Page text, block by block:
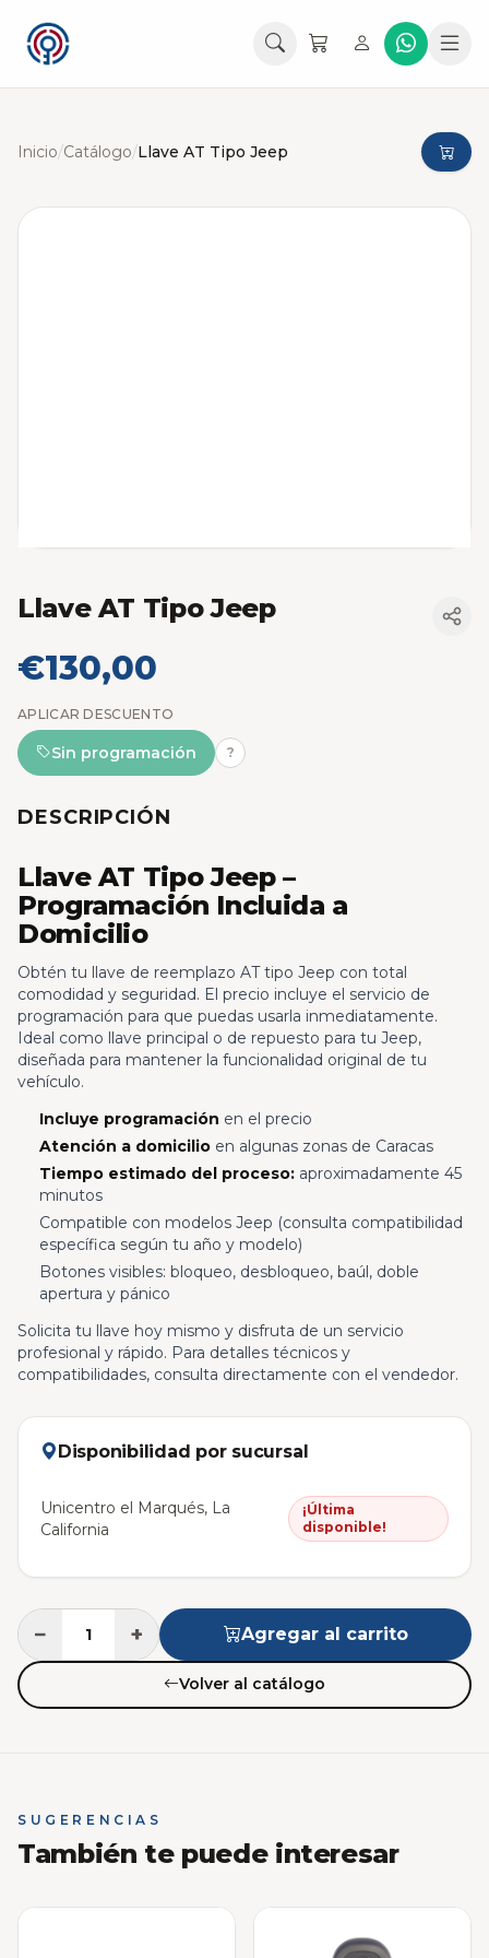
Inicio/Catálogo/Llave AT Tipo Jeep
Llave AT Tipo Jeep
€130,00
APLICAR DESCUENTO
Sin programación ?
DESCRIPCIÓN
Llave AT Tipo Jeep –
Programación Incluida a
Domicilio
Obtén tu llave de reemplazo AT tipo Jeep con total
comodidad y seguridad. El precio incluye el servicio de
programación para que puedas usarla inmediatamente.
Ideal como llave principal o de repuesto para tu Jeep,
diseñada para mantener la funcionalidad original de tu
vehículo.
Incluye programación en el precio
Atención a domicilioen algunas zonas de Caracas
Tiempo estimado del proceso:aproximadamente 45
minutos
Compatible con modelos Jeep (consulta compatibilidad
específica según tu año y modelo)
Botones visibles: bloqueo, desbloqueo, baúl, doble
apertura y pánico
Solicita tu llave hoy mismo y disfruta de un servicio
profesional y rápido. Para detalles técnicos y
compatibilidades, consulta directamente con el vendedor.
Disponibilidad por sucursal
Unicentro el Marqués, La
California
¡Última
disponible!
− + Agregar al carrito
Volver al catálogo
SUGERENCIAS
También te puede interesar